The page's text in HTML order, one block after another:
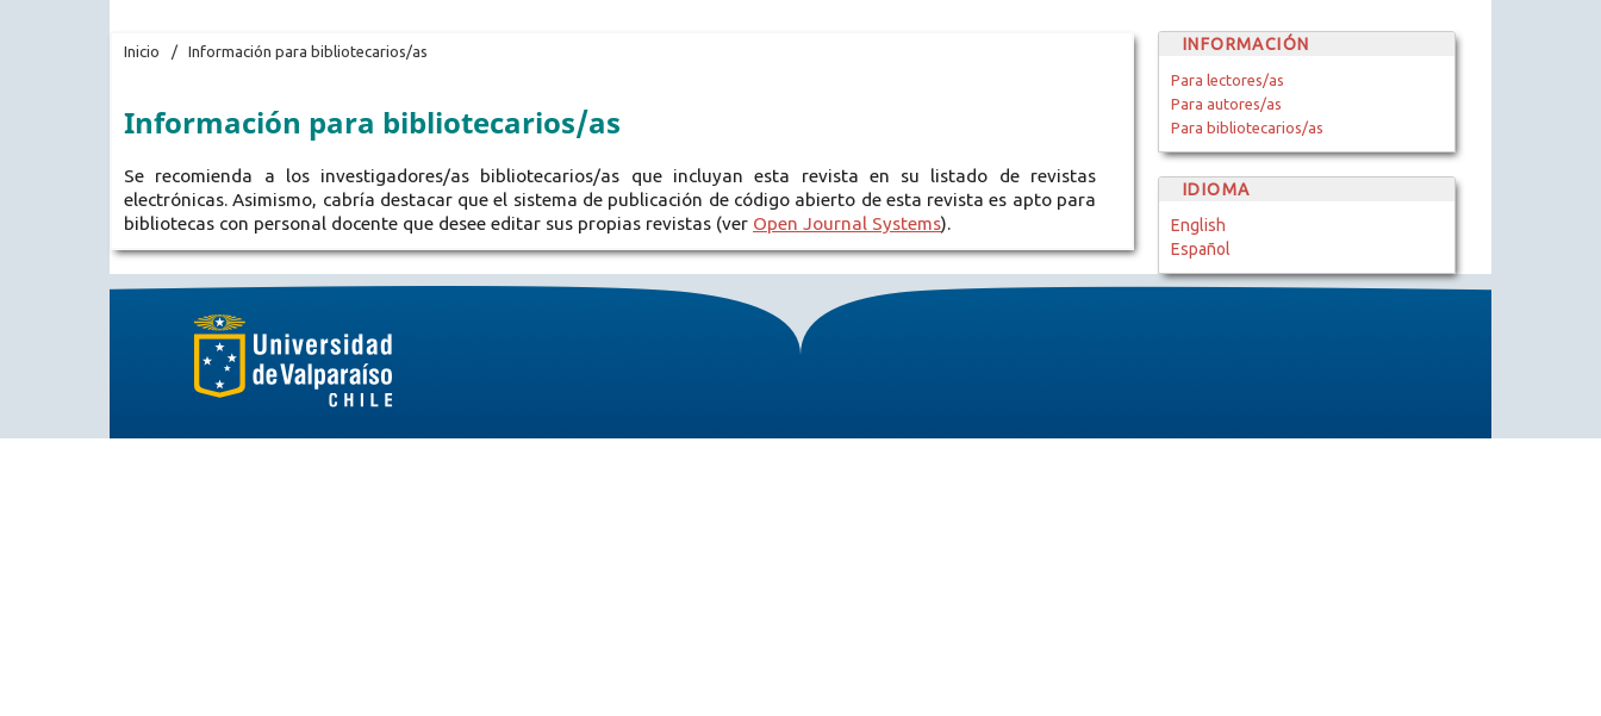
Inicio / Información para bibliotecarios/as
Información para bibliotecarios/as
Se recomienda a los investigadores/as bibliotecarios/as que incluyan esta revista en su listado de revistas
electrónicas. Asimismo, cabría destacar que el sistema de publicación de código abierto de esta revista es apto para
bibliotecas con personal docente que desee editar sus propias revistas (ver Open Journal Systems).
INFORMACIÓN
Para lectores/as
Para autores/as
Para bibliotecarios/as
IDIOMA
English
Español